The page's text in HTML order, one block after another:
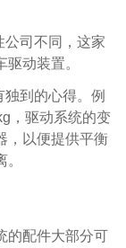
公司不同，这家
动装置。
到的心得。例
，驱动系统的变
，以便提供平衡
的配件大部分可